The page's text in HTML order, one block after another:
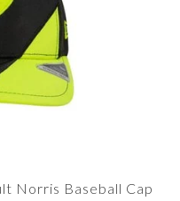
Norris Baseball Cap